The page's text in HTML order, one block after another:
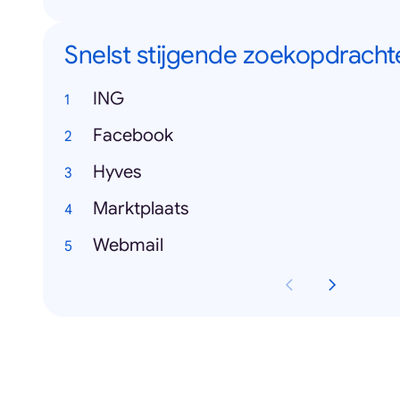
Snelst stijgende
ING
Facebook
Hyves
Marktplaats
Webmail